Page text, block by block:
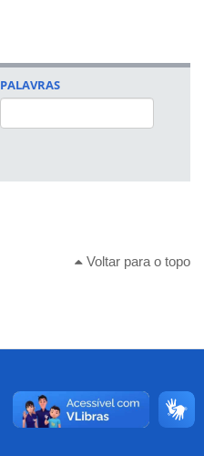
PALAVRAS
Voltar para o topo